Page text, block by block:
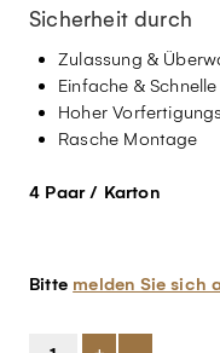
Sicherheit durch
Zulassung &
Einfache &
Hoher
Rasche Montage
4 Paar / Karton
Bitte melden Sie sich